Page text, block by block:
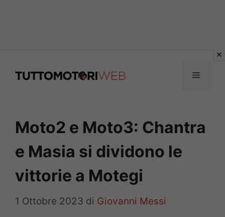
Menu
Moto2 e Moto3: Chantra
e Masia si dividono le
vittorie a Motegi
1 Ottobre 2023 di Giovanni Messi